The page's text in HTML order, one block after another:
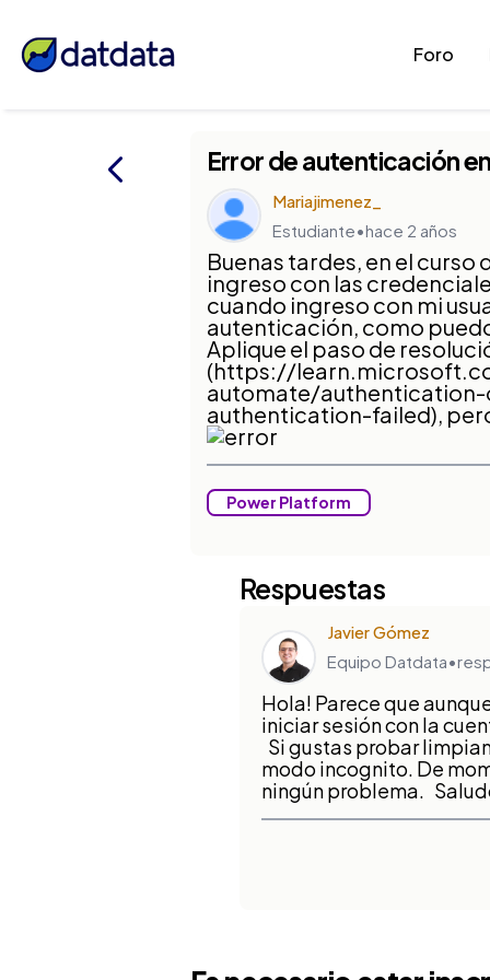
Foro
Error de autenticación
Mariajimenez_
Estudiante•hace 2 años
Buenas tardes, en el
ingreso con las
cuando ingreso con mi
autenticación, como
Aplique el paso de
(https://
automate/
authentication-failed),
Power Platform
Respuestas
Javier Gómez
Equipo Datdata•
Hola! Parece que
iniciar sesión con la
Si gustas probar
modo incognito. De
ningún problema.